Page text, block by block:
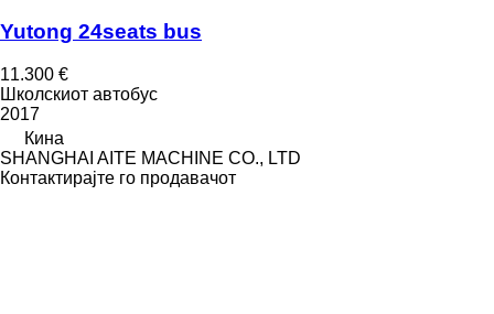
Yutong 24seats bus
11.300 €
Школскиот автобус
2017
Кина
SHANGHAI AITE MACHINE CO., LTD
Контактирајте го продавачот